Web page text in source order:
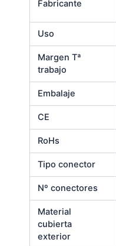
Fabricante
Uso
Margen Tª
trabajo
Embalaje
CE
RoHs
Tipo conector
Nº conectores
Material
cubierta
exterior